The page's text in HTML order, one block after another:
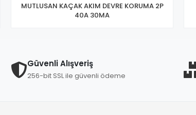
MUTLUSAN KAÇAK AKIM DEVRE KORUMA 2P
40A 30MA
Güvenli Alışveriş
256-bit SSL ile güvenli ödeme